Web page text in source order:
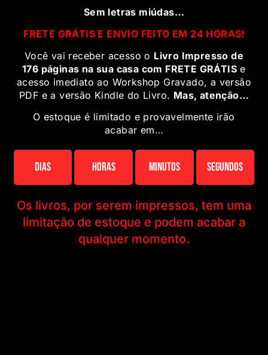
Sem letras miúdas…
FRETE GRÁTIS E ENVIO FEITO EM 24 HORAS!
Você vai receber acesso o Livro Impresso de
176 páginas na sua casa com FRETE GRÁTIS e
acesso imediato ao Workshop Gravado, a versão
PDF e a versão Kindle do Livro. Mas, atenção…
O estoque é limitado e provavelmente irão
acabar em…
Dias Horas Minutos Segundos
Os livros, por serem impressos, tem uma
limitação de estoque e podem acabar a
qualquer momento.